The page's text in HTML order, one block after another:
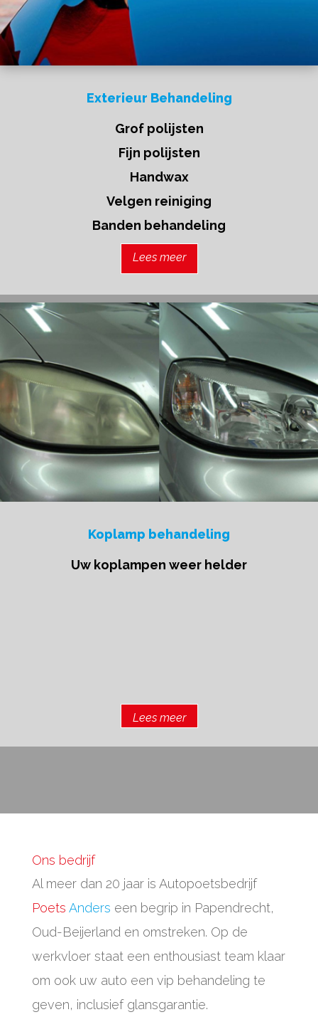
Exterieur Behandeling
Grof polijsten
Fijn polijsten
Handwax
Velgen reiniging
Banden behandeling
Lees meer
Koplamp behandeling
Uw koplampen weer helder
Lees meer
Ons bedrijf
Al meer dan 20 jaar is Autopoetsbedrijf
Poets Anders een begrip in Papendrecht,
Oud-Beijerland en omstreken. Op de
werkvloer staat een enthousiast team klaar
om ook uw auto een vip behandeling te
geven, inclusief glansgarantie.